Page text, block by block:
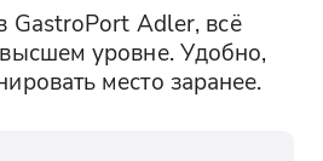
GastroPort Adler, всё
уровне. Удобно,
место заранее.